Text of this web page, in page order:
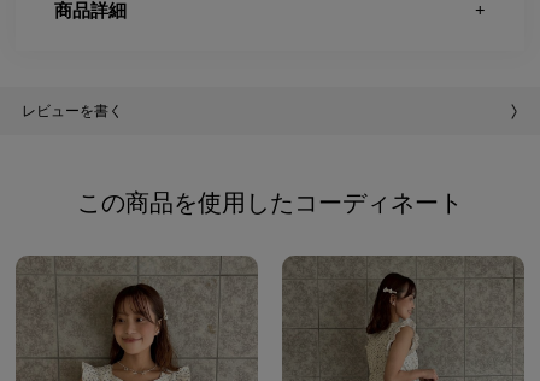
商品詳細
レビューを書く
この商品を使用したコーディネート